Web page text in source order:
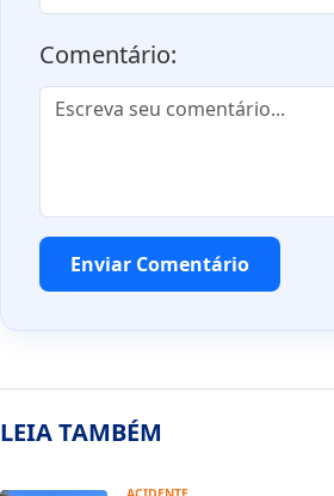
Comentário:
Enviar Comentário
LEIA TAMBÉM